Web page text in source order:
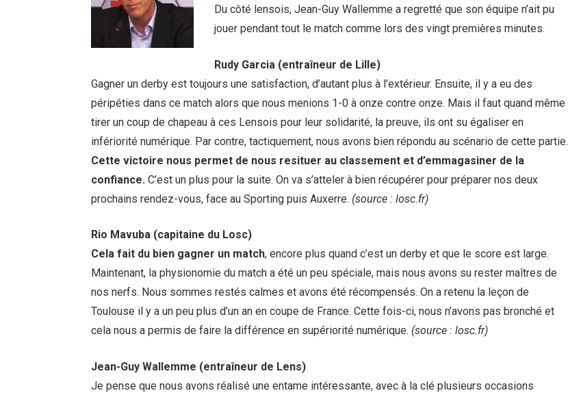
Du côté lensois, Jean-Guy Wallemme a regretté que son équipe n’ait pu
jouer pendant tout le match comme lors des vingt premières minutes.
Rudy Garcia (entraîneur de Lille)
Gagner un derby est toujours une satisfaction, d’autant plus à l’extérieur. Ensuite, il y a eu des
péripéties dans ce match alors que nous menions 1-0 à onze contre onze. Mais il faut quand même
tirer un coup de chapeau à ces Lensois pour leur solidarité, la preuve, ils ont su égaliser en
infériorité numérique. Par contre, tactiquement, nous avons bien répondu au scénario de cette partie.
Cette victoire nous permet de nous resituer au classement et d’emmagasiner de la
confiance. C’est un plus pour la suite. On va s’atteler à bien récupérer pour préparer nos deux
prochains rendez-vous, face au Sporting puis Auxerre. (source : losc.fr)
Rio Mavuba (capitaine du Losc)
Cela fait du bien gagner un match, encore plus quand c’est un derby et que le score est large.
Maintenant, la physionomie du match a été un peu spéciale, mais nous avons su rester maîtres de
nos nerfs. Nous sommes restés calmes et avons été récompensés. On a retenu la leçon de
Toulouse il y a un peu plus d’un an en coupe de France. Cette fois-ci, nous n’avons pas bronché et
cela nous a permis de faire la différence en supériorité numérique. (source : losc.fr)
Jean-Guy Wallemme (entraîneur de Lens)
Je pense que nous avons réalisé une entame intéressante, avec à la clé plusieurs occasions